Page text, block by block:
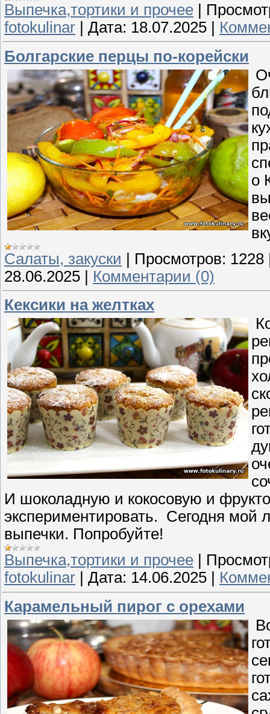
Выпечка,тортики и прочее
fotokulinar
Дата: 18.07.2025
Болгарские перцы по-корейски
о
Cалаты, закуски | Просмотров: 1228
28.06.2025 | Комментарии (0)
Кексики на желтках
И шоколадную и кокосовую и
экспериментировать. Сегодня
выпечки. Попробуйте!
Выпечка,тортики и прочее
fotokulinar
Дата: 14.06.2025
Карамельный пирог с орехами